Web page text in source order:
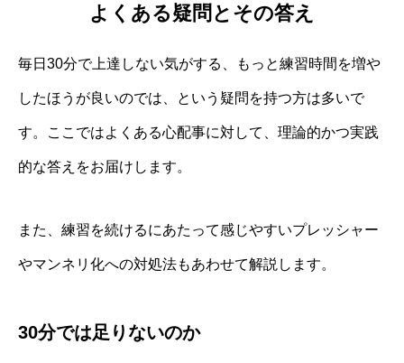
よくある疑問とその答え
毎日30分で上達しない気がする、もっと練習時間を増や
したほうが良いのでは、という疑問を持つ方は多いで
す。ここではよくある心配事に対して、理論的かつ実践
的な答えをお届けします。
また、練習を続けるにあたって感じやすいプレッシャー
やマンネリ化への対処法もあわせて解説します。
30分では足りないのか